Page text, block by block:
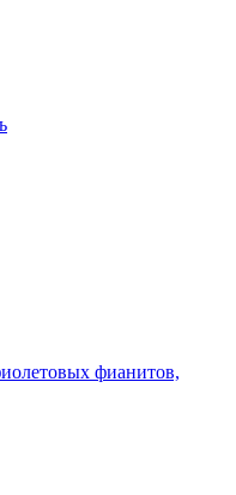
фианитов,